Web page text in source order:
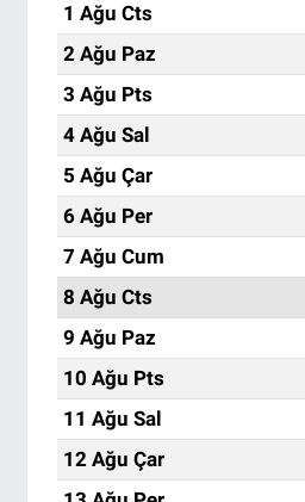
1 Ağu Cts
2 Ağu Paz
3 Ağu Pts
4 Ağu Sal
5 Ağu Çar
6 Ağu Per
7 Ağu Cum
8 Ağu Cts
9 Ağu Paz
10 Ağu Pts
11 Ağu Sal
12 Ağu Çar
(Künye)